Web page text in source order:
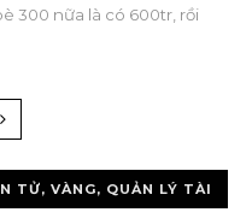
300 nữa là có 600tr, rồi
TỬ, VÀNG, QUẢN LÝ TÀI